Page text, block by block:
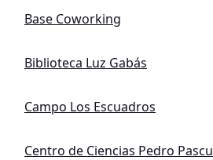
Base Coworking
Biblioteca Luz Gabás
Campo Los Escuadros
Centro de Ciencias Pedro